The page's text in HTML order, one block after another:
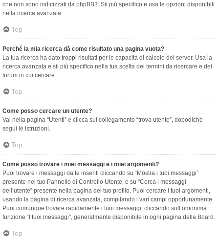
che non sono indicizzati da phpBB3. Sii più specifico e usa le opzioni disponibili
nella ricerca avanzata.
Top
Perché la mia ricerca dà come risultato una pagina vuota?
La tua ricerca ha dato troppi risultati per le capacità di calcolo del server. Usa la
ricerca avanzata e sii più specifico nella tua scelta dei termini da ricercare e dei
forum in cui cercare.
Top
Come posso cercare un utente?
Vai nella pagina “Utenti” e clicca sul collegamento “trova utente”, dopodiché
segui le istruzioni.
Top
Come posso trovare i miei messaggi e i miei argomenti?
Puoi trovare i messaggi da te inseriti cliccando su “Mostra i tuoi messaggi”
presente nel tuo Pannello di Controllo Utente, e su “Cerca i messaggi
dell’utente” presente nella pagina del tuo profilo. Puoi cercare i tuoi argomenti,
usando la pagina di ricerca avanzata, compilando i vari campi opportunamente.
Puoi comunque trovare rapidamente i tuoi messaggi, cliccando sull’omonima
funzione “I tuoi messaggi”, generalmente disponibile in ogni pagina della Board.
Top